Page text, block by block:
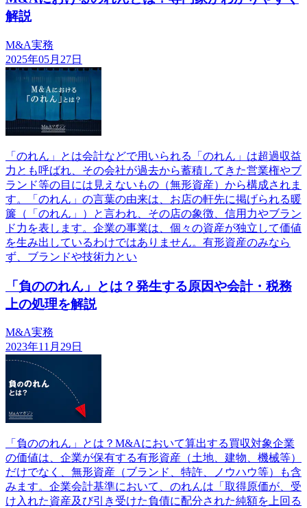
解説
M&A実務
2025年05月27日
「のれん」とは会計などで用いられる「のれん」は超過収益
力とも呼ばれ、その会社が過去から蓄積してきた営業権やブ
ランド等の目には見えないもの（無形資産）から構成されま
す。「のれん」の言葉の由来は、お店の軒先に掲げられる暖
簾（「のれん」）と言われ、その店の象徴、信用力やブラン
ド力を表します。企業の事業は、個々の資産が独立して価値
を生み出しているわけではありません。有形資産のみなら
ず、ブランドや技術力とい
「負ののれん」とは？発生する原因や会計・税務
上の処理を解説
M&A実務
2023年11月29日
「負ののれん」とは？M&Aにおいて算出する買収対象企業
の価値は、企業が保有する有形資産（土地、建物、機械等）
だけでなく、無形資産（ブランド、特許、ノウハウ等）も含
みます。企業会計基準において、のれんは「取得原価が、受
け入れた資産及び引き受けた負債に配分された純額を上回る